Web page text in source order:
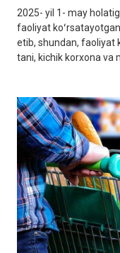
2025- yil 1- may
faoliyat
etib, shundan, faoliyat
tani, kichik korxona va